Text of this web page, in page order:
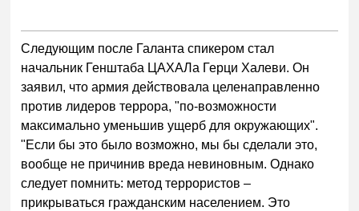
Следующим после Галанта спикером стал
начальник Генштаба ЦАХАЛа Герци Халеви. Он
заявил, что армия действовала целенаправленно
против лидеров террора, "по-возможности
максимально уменьшив ущерб для окружающих".
"Если бы это было возможно, мы бы сделали это,
вообще не причинив вреда невиновным. Однако
следует помнить: метод террористов –
прикрываться гражданским населением. Это